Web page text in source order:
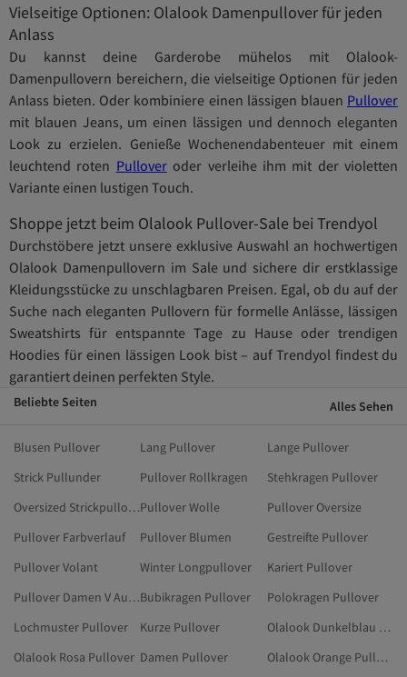
Vielseitige Optionen: Olalook Damenpullover für jeden
Anlass
Du kannst deine Garderobe mühelos mit Olalook-
Damenpullovern bereichern, die vielseitige Optionen für jeden
Anlass bieten. Oder kombiniere einen lässigen blauen Pullover
mit blauen Jeans, um einen lässigen und dennoch eleganten
Look zu erzielen. Genieße Wochenendabenteuer mit einem
leuchtend roten Pulloveroder verleihe ihm mit der violetten
Variante einen lustigen Touch.
Shoppe jetzt beim Olalook Pullover-Sale bei Trendyol
Durchstöbere jetzt unsere exklusive Auswahl an hochwertigen
Olalook Damenpullovern im Sale und sichere dir erstklassige
Kleidungsstücke zu unschlagbaren Preisen. Egal, ob du auf der
Suche nach eleganten Pullovern für formelle Anlässe, lässigen
Sweatshirts für entspannte Tage zu Hause oder trendigen
Hoodies für einen lässigen Look bist – auf Trendyol findest du
garantiert deinen perfekten Style.
Beliebte Seiten Alles Sehen
Blusen Pullover Lang Pullover
Lange Pullover
Strick Pullunder
Pullover Rollkragen
Stehkragen Pullover
Oversized StrickpulloverPullover Wolle
Pullover Oversize
Pullover Farbverlauf
Pullover Blumen
Gestreifte Pullover
Pullover Volant
Winter Longpullover
Kariert Pullover
Pullover Damen V AusschnittBubikragen Pullover
Polokragen Pullover
Lochmuster Pullover
Kurze Pullover
Olalook Dunkelblau Pullover & Strickjacken
Olalook Rosa Pullover Damen Pullover
Olalook Orange Pullover